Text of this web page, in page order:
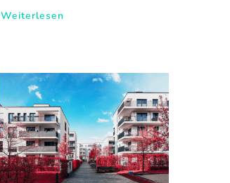
Weiterlesen